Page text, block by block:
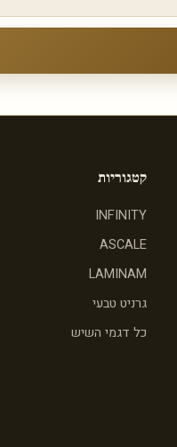
קטגוריות
INFINITY
ASCALE
LAMINAM
גרניט טבעי
כל דגמי השיש